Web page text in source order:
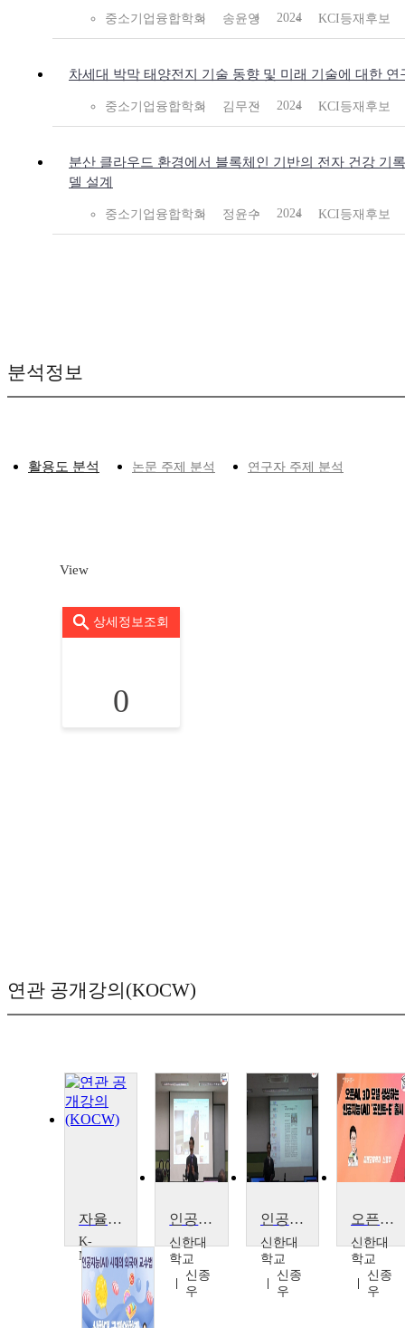
중소기업융합학회 송윤영 2024 KCI등재후보
차세대 박막 태양전지 기술 동향 및 미래 기술에 대한 연
중소기업융합학회 김무진 2024 KCI등재후보
분산 클라우드 환경에서 블록체인 기반의 전자 건강 기
델 설계
중소기업융합학회 정윤수 2024 KCI등재후보
분석정보
활용도 분석 논문 주제 분석 연구자 주제 분석
View
상세정보조회
0
연관 공개강의(KOCW)
자율주행 인공지능 시스템
K-
MOOC
현대
엔지
비
공승
인공지능(AI)을 활용한 하이브리드 교수법 1일차
신한대
학교
신종
우
인공지능(AI)을 활용한 하이브리드 교수법 2일차
신한대
학교
신종
우
오픈AI, 3D 모델 생성하는 인공지능(AI) '포인트-E' 출시
신한대
학교
신종
우